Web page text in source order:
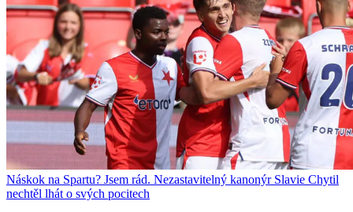
Náskok na Spartu? Jsem rád. Nezastavitelný kanonýr Slavie Chytil
nechtěl lhát o svých pocitech